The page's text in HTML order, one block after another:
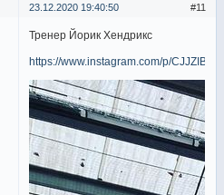
11
23.12.2020 19:40:50
Тренер Йорик Хендрикс
https://www.instagram.com/p/